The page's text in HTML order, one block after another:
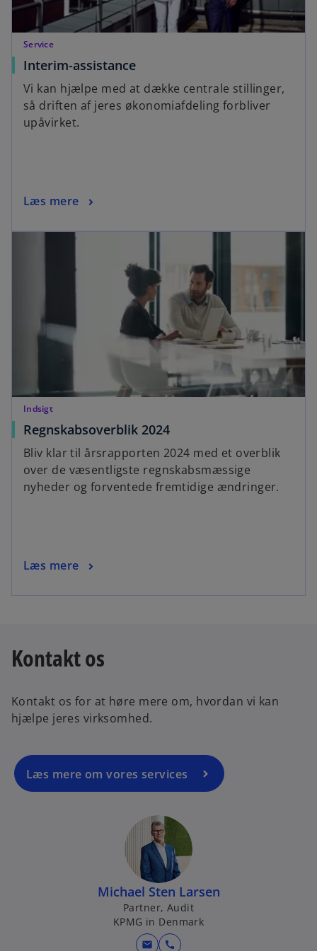
Service
Interim-assistance
Vi kan hjælpe med at dække centrale stillinger,
så driften af jeres økonomiafdeling forbliver
upåvirket.
Læs mere
Indsigt
Regnskabsoverblik 2024
Bliv klar til årsrapporten 2024 med et overblik
over de væsentligste regnskabsmæssige
nyheder og forventede fremtidige ændringer.
Læs mere
Kontakt os
Kontakt os for at høre mere om, hvordan vi kan
hjælpe jeres virksomhed.
Læs mere om vores services
Michael Sten Larsen
Partner, Audit
KPMG in Denmark
mail call